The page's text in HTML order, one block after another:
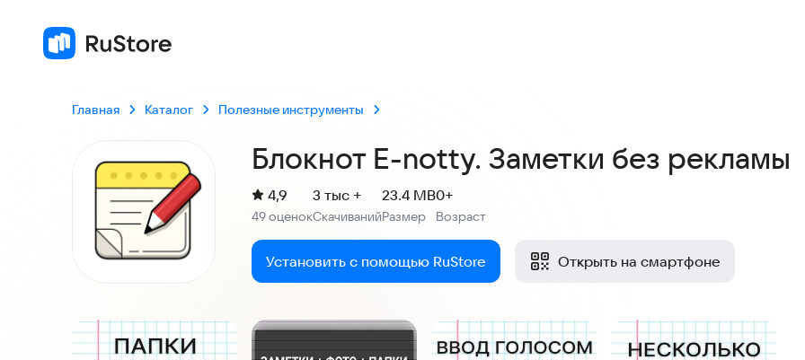
Главная Каталог Полезные инструменты
Блокнот E-notty. Заметки без рекламы
Рейтинг:
4,9
49 оценокСкачиваний
3 тыс +
Размер
23.4 MB
Возраст
0+
Установить с помощью RuStore Открыть на смартфоне
Скриншоты